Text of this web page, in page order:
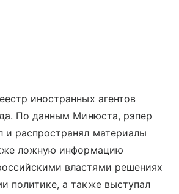
иностранных агентов
По данным Минюста, рэпер
и распространял материалы
ложную информацию
властями решениях
политике, а также выступал